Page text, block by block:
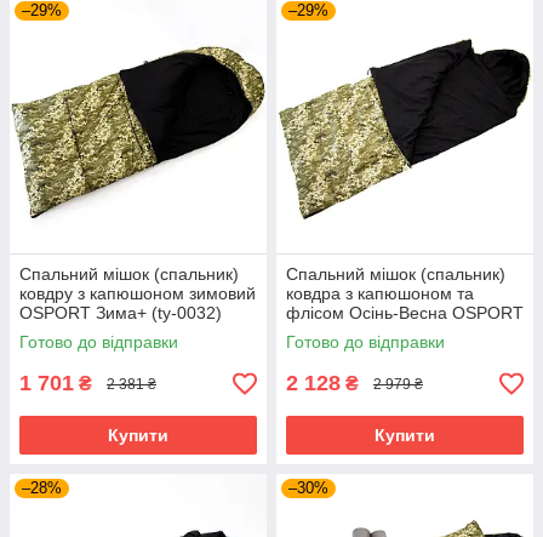
–29%
Спальний мішок (спальник)
ковдру з капюшоном зимовий
OSPORT Зима+ (ty-0032)
Піксель
Готово до відправки
1 701 ₴ 2 381 ₴
Купити
–29%
Спальний мішок (спальник)
ковдра з капюшоном та
флісом Осінь-Весна OSPORT
Tourist Medium+ Камуфляж
(ty-0033)
Готово до відправки
2 128 ₴ 2 979 ₴
Купити
–28% –30%